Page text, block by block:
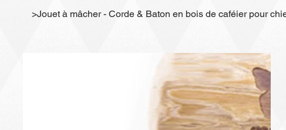
>Jouet à mâcher - Corde & Baton en bois de caféier pour